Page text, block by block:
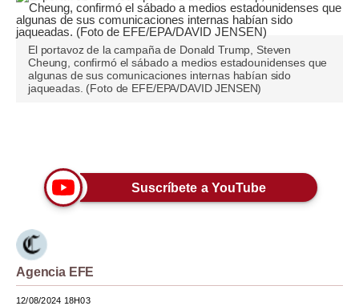
Editorial
Pregunta de hoy
Blogs
Viajes
Moda
Estilos
Mundo
EEUU
El portavoz de la campaña de Donald Trump, Steven
Cheung, confirmó el sábado a medios estadounidenses que
algunas de sus comunicaciones internas habían sido
jaqueadas. (Foto de EFE/EPA/DAVID JENSEN)
Suscríbete a YouTube
Agencia EFE
12/08/2024 18H03